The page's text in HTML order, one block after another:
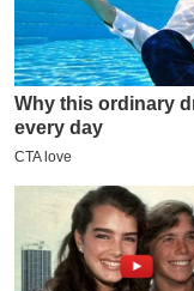
के
ट
I
P
L
2
6